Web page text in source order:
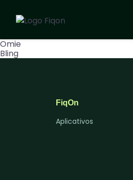
Templates
Omie
Bling
FiqOn
Aplicativos